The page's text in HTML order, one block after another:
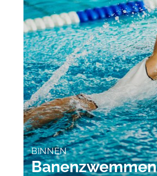
BINNEN
Banenzwemmen